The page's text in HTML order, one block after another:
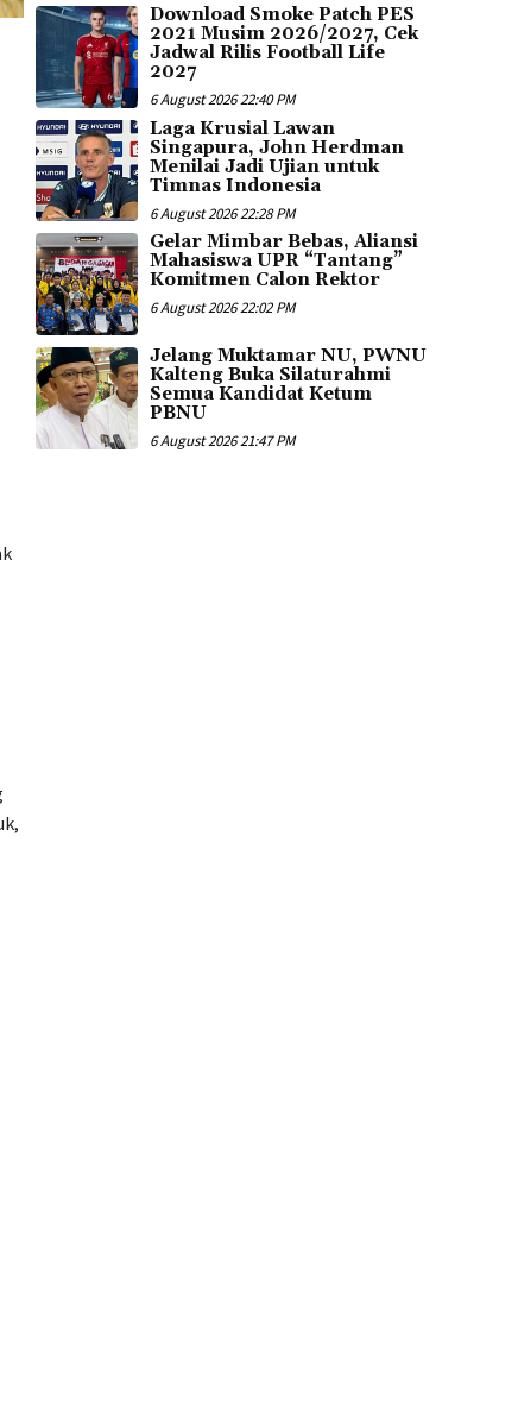
Download Smoke Patch PES
2021 Musim 2026/2027, Cek
Jadwal Rilis Football Life
2027
6 August 2026 22:40 PM
Laga Krusial Lawan
Singapura, John Herdman
Menilai Jadi Ujian untuk
Timnas Indonesia
6 August 2026 22:28 PM
Gelar Mimbar Bebas, Aliansi
Mahasiswa UPR “Tantang”
Komitmen Calon Rektor
6 August 2026 22:02 PM
Jelang Muktamar NU, PWNU
Kalteng Buka Silaturahmi
Semua Kandidat Ketum
PBNU
6 August 2026 21:47 PM